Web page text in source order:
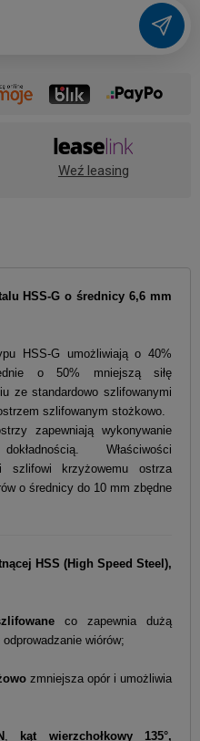
Weź leasing
HSS-G o średnicy 6,6 mm
HSS-G umożliwiają o 40%
o 50% mniejszą siłę
ze standardowo szlifowanymi
szlifowanym stożkowo.
zapewniają wykonywanie
Właściwości
szlifowi krzyżowemu ostrza
o średnicy do 10 mm zbędne
HSS (High Speed Steel),
co zapewnia dużą
wiórów;
zmniejsza opór i umożliwia
kąt wierzchołkowy 135°,